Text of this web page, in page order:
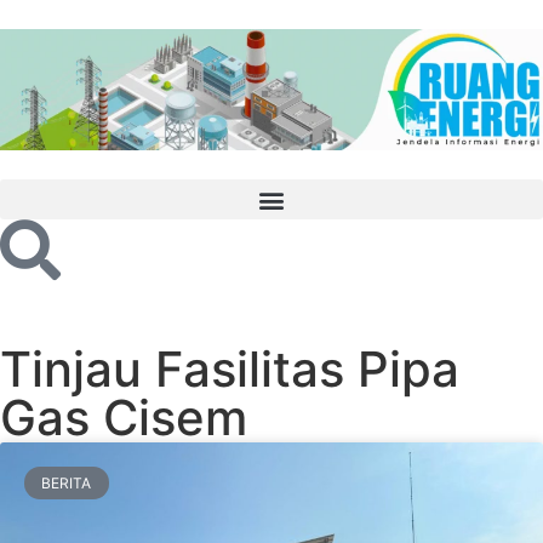
Tinjau Fasilitas Pipa
Gas Cisem
BERITA